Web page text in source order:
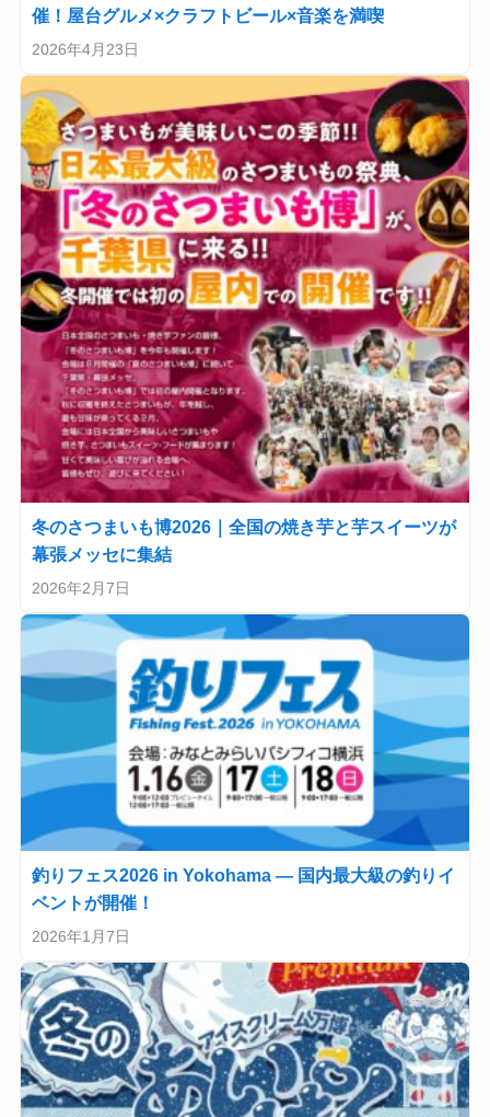
催！屋台グルメ×クラフトビール×音楽を満喫
2026年4月23日
冬のさつまいも博2026｜全国の焼き芋と芋スイーツが
幕張メッセに集結
2026年2月7日
釣りフェス2026 in Yokohama — 国内最大級の釣りイ
ベントが開催！
2026年1月7日